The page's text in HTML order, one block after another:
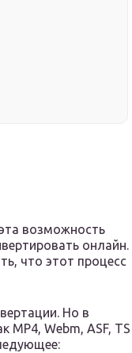
возможность
онлайн.
что этот процесс
Но в
Webm, ASF, TS